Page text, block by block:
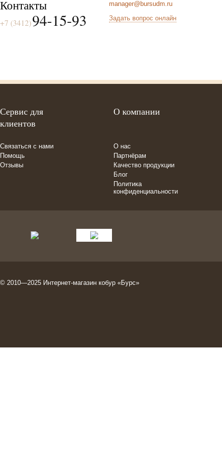
Контакты
+7 (3412)94-15-93
manager@bursudm.ru
Задать вопрос онлайн
Сервис для
клиентов
Связаться с нами
Помощь
Отзывы
О компании
О нас
Партнёрам
Качество продукции
Блог
Политика
конфиденциальности
© 2010—2025 Интернет-магазин кобур «Бурс»